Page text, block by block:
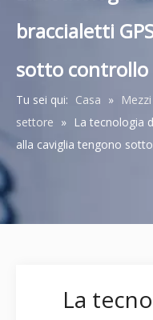
braccialetti
sotto controllo
Tu sei qui: Casa »
settore » La tecnologia
alla caviglia tengono
La